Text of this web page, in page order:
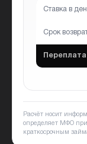
Ставка в
Срок
Переплата
Расчёт носит
определяет МФО при
краткосрочным